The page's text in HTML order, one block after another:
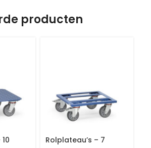
producten
Rolplateau’s – 7